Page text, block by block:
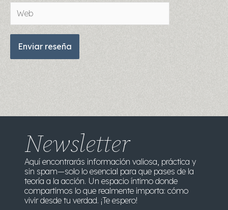
Web
Newsletter
Aquí encontrarás información valiosa, práctica y
sin spam—solo lo esencial para que pases de la
teoría a la acción. Un espacio íntimo donde
compartimos lo que realmente importa: cómo
vivir desde tu verdad. ¡Te espero!